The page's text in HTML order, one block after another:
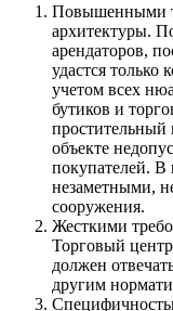
Повышенными
архитектуры.
арендаторов,
удастся только
учетом всех
бутиков и
объекте
покупателей.
незаметными,
сооружения.
Жесткими
Торговый
должен
другим